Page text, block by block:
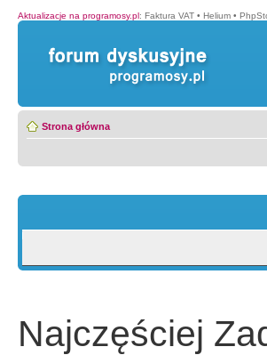
Aktualizacje na programosy.pl: Faktura VAT • Helium •
Strona główna
Najczęściej